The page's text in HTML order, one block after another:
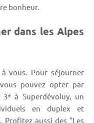
bonheur.
dans les Alpes
vous. Pour séjourner
pouvez opter par
à Superdévoluy, un
en duplex et
Profitez aussi des "Les